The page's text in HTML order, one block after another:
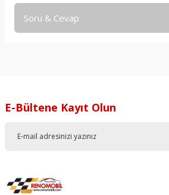
Soru & Cevap
E-Bültene Kayıt Olun